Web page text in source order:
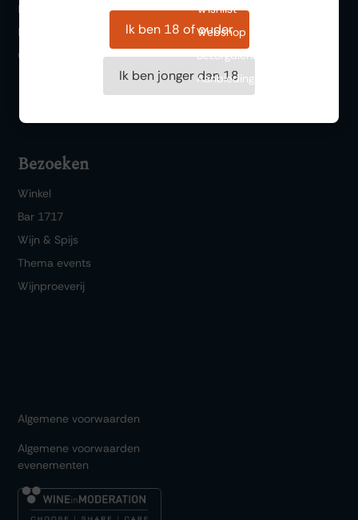
FAQ
Historie
Over ons
Wishlist
Webshop
Bezorgdienst
Aanbiedingen
Bezoeken
Winkel
Bar 1717
Wijn & Spijs
Thema events
Wijnproeverij
Algemene voorwaarden
Algemene voorwaarden
evenementen
Ik ben 18 of ouder
Ik ben jonger dan 18